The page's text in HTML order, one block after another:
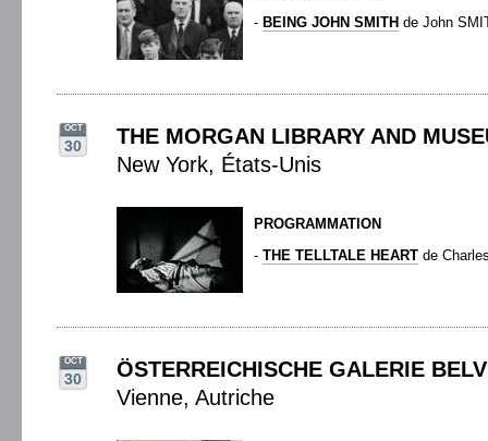
- BEING JOHN SMITH de John
OCT
30
THE MORGAN LIBRARY AND
New York, États-Unis
PROGRAMMATION
- THE TELLTALE HEART de
OCT
30
ÖSTERREICHISCHE GALERIE
Vienne, Autriche